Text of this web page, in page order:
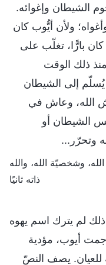
الشيطان وإغوائه.
ولأن أيُّوب كان
بارًّا، تغلّب على
ذلك الوقت
إلى الشيطان
الله، وعاش في
الشيطان أو
وتحرّر...
الله، وشخصيّة الله، والله
ذاته ثانيًا
لم يترك اسم يهوه
أيوب، مؤدية
للعيان. يصف النصّ